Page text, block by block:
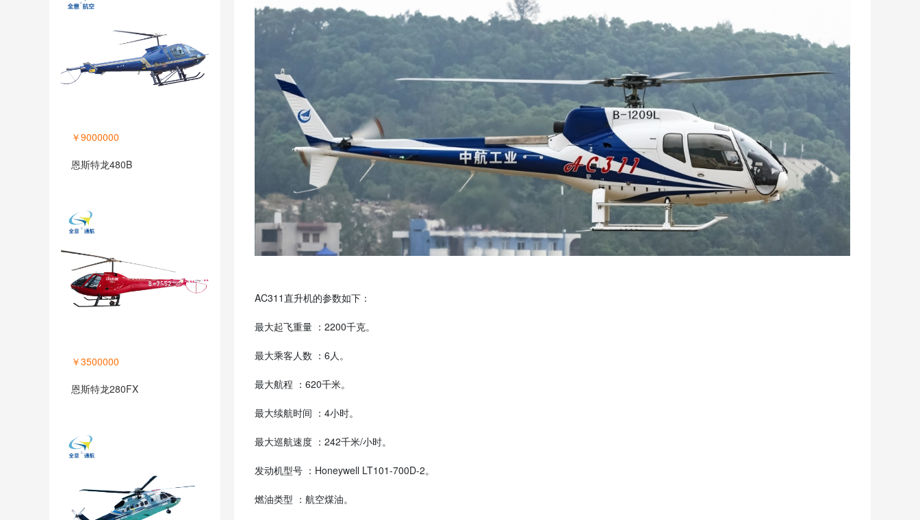
￥9000000
恩斯特龙480B
￥3500000
恩斯特龙280FX
AC311直升机的参数如下：
最大起飞重量 ：2200千克。
最大乘客人数 ：6人。
最大航程 ：620千米。
最大续航时间 ：4小时。
最大巡航速度 ：242千米/小时。
发动机型号 ：Honeywell LT101-700D-2。
燃油类型 ：航空煤油。